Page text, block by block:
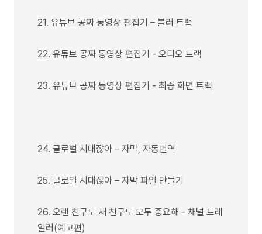
21. 유튜브 공짜 동영상 편집기 – 블러 트랙
22. 유튜브 공짜 동영상 편집기 - 오디오 트랙
23. 유튜브 공짜 동영상 편집기 - 최종 화면 트랙
24. 글로벌 시대잖아 – 자막, 자동번역
25. 글로벌 시대잖아 – 자막 파일 만들기
26. 오랜 친구도 새 친구도 모두 중요해 - 채널 트레
일러(예고편)